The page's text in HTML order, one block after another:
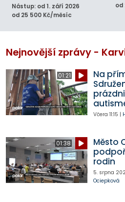
Nástup: od 1. září 2026
od 25 500 Kč/měsíc
od
Nejnovější zprávy -
01:21
Na
Včera 11:15 |
01:38
Město
rodin
5. srpna
Ociepková